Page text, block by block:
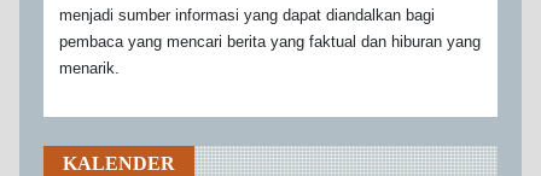
menjadi sumber informasi yang dapat diandalkan bagi
pembaca yang mencari berita yang faktual dan hiburan yang
menarik.
KALENDER